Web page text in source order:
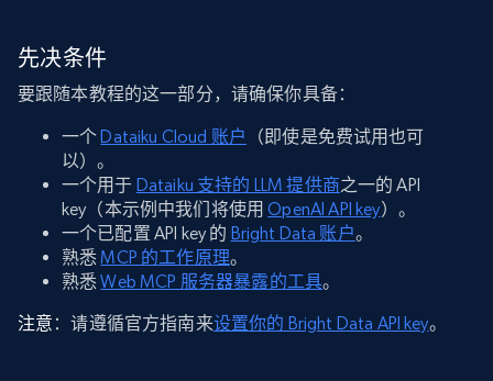
先决条件
要跟随本教程的这一部分，请确保你具备：
一个 Dataiku Cloud 账户
（即使是免费试用也可
以）。
一个用于 Dataiku 支持的 LLM 提供商之一的 API
key（本示例中我们将使用OpenAI API key）。
一个已配置 API key 的 Bright Data 账户。
熟悉MCP 的工作原理。
熟悉Web MCP 服务器暴露的工具。
注意 ：请遵循官方指南来设置你的 Bright Data API key。